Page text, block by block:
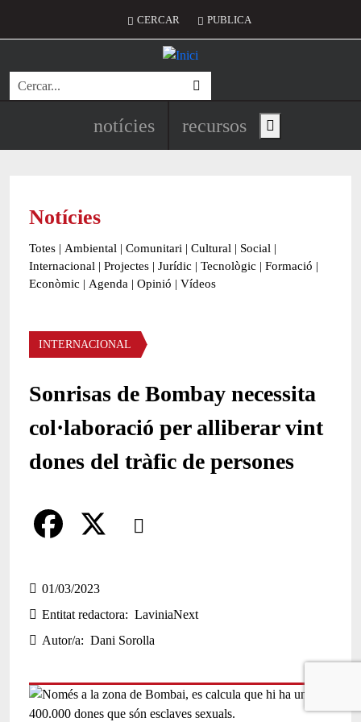
Menú del compte d'usuari
CERCAR PUBLICA
Cerca
Navegació principal de
notícies recursos Show main menu
Notícies
Totes | Ambiental | Comunitari | Cultural | Social |
Internacional | Projectes | Jurídic | Tecnològic | Formació |
Econòmic | Agenda | Opinió | Vídeos
Àmbit de la notícia
INTERNACIONAL
Sonrisas de Bombay necessita
col·laboració per alliberar vint
dones del tràfic de persones
Comparteix
a
c
e
o
01/03/2023
Entitat redactora
LaviniaNext
Autor/a
Dani Sorolla